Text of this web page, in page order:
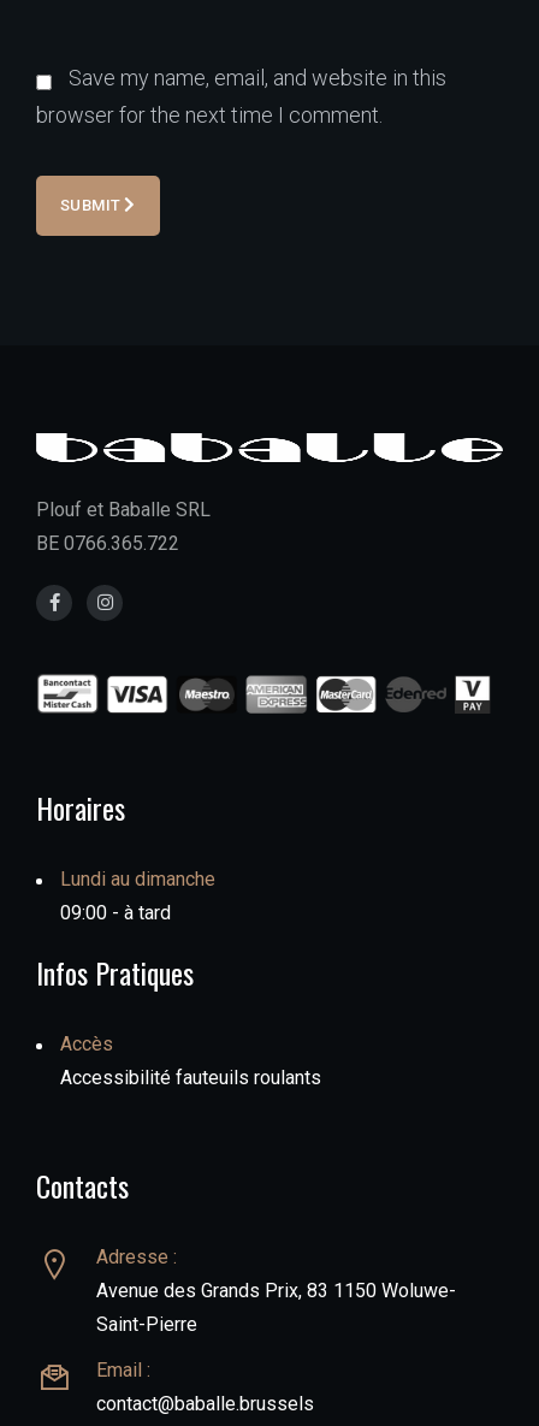
Save my name, email, and website in this
browser for the next time I comment.
SUBMIT
Plouf et Baballe SRL
BE 0766.365.722
Horaires
Lundi au dimanche
09:00 - à tard
Infos Pratiques
Accès
Accessibilité fauteuils roulants
Contacts
Adresse :
Avenue des Grands Prix, 83 1150 Woluwe-
Saint-Pierre
Email :
contact@baballe.brussels